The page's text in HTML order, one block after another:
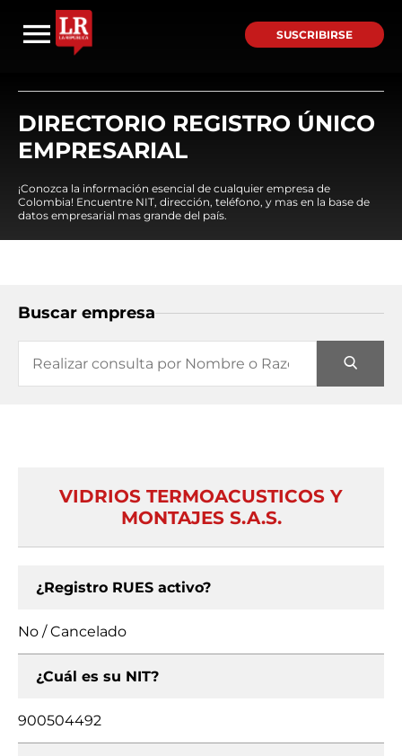
SUSCRIBIRSE
DIRECTORIO REGISTRO ÚNICO
EMPRESARIAL
¡Conozca la información esencial de cualquier empresa de
Colombia! Encuentre NIT, dirección, teléfono, y mas en la base de
datos empresarial mas grande del país.
Buscar empresa
VIDRIOS TERMOACUSTICOS Y
MONTAJES S.A.S.
¿Registro RUES activo?
No / Cancelado
¿Cuál es su NIT?
900504492